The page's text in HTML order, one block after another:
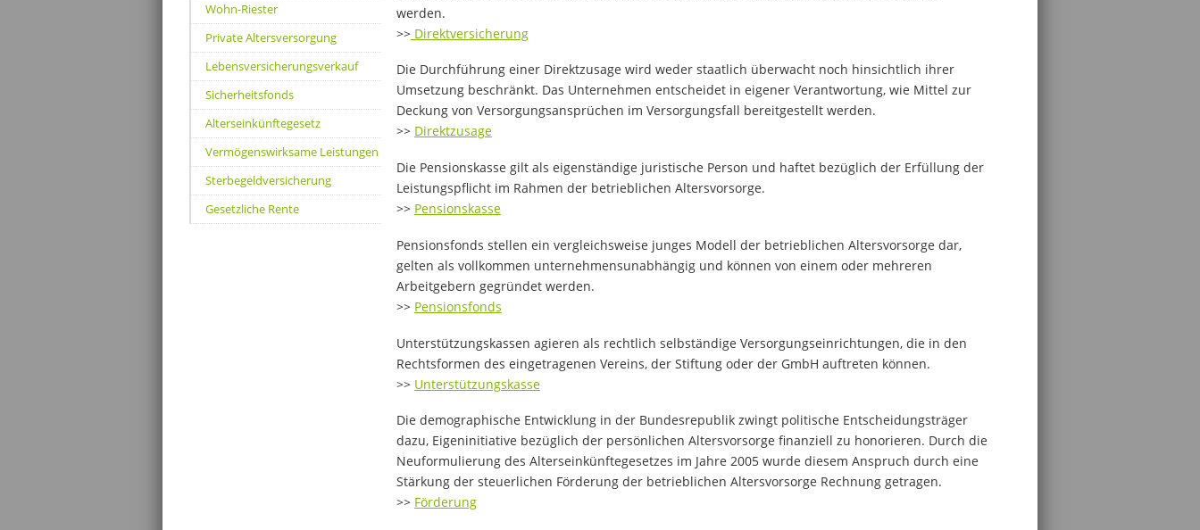
Wohn-Riester
Private Altersversorgung
Lebensversicherungsverkauf
Sicherheitsfonds
Alterseinkünftegesetz
Vermögenswirksame Leistungen
Sterbegeldversicherung
Gesetzliche Rente
werden.
>>Direktversicherung
Die Durchführung einer Direktzusage wird weder staatlich überwacht noch hinsichtlich ihrer
Umsetzung beschränkt. Das Unternehmen entscheidet in eigener Verantwortung, wie Mittel zur
Deckung von Versorgungsansprüchen im Versorgungsfall bereitgestellt werden.
>> Direktzusage
Die Pensionskasse gilt als eigenständige juristische Person und haftet bezüglich der Erfüllung der
Leistungspflicht im Rahmen der betrieblichen Altersvorsorge.
>> Pensionskasse
Pensionsfonds stellen ein vergleichsweise junges Modell der betrieblichen Altersvorsorge dar,
gelten als vollkommen unternehmensunabhängig und können von einem oder mehreren
Arbeitgebern gegründet werden.
>> Pensionsfonds
Unterstützungskassen agieren als rechtlich selbständige Versorgungseinrichtungen, die in den
Rechtsformen des eingetragenen Vereins, der Stiftung oder der GmbH auftreten können.
>> Unterstützungskasse
Die demographische Entwicklung in der Bundesrepublik zwingt politische Entscheidungsträger
dazu, Eigeninitiative bezüglich der persönlichen Altersvorsorge finanziell zu honorieren. Durch die
Neuformulierung des Alterseinkünftegesetzes im Jahre 2005 wurde diesem Anspruch durch eine
Stärkung der steuerlichen Förderung der betrieblichen Altersvorsorge Rechnung getragen.
>> Förderung